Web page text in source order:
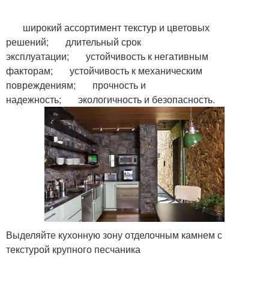
Стен с декоративным
камнем
широкий ассортимент текстур и цветовых
решений; длительный срок
эксплуатации; устойчивость к негативным
факторам; устойчивость к механическим
повреждениям; прочность и
надежность; экологичность и безопасность.
Выделяйте кухонную зону отделочным камнем с
текстурой крупного песчаника